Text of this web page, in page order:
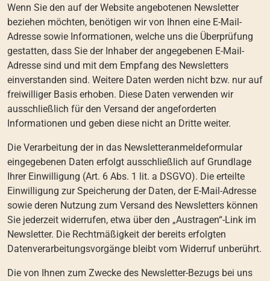
Wenn Sie den auf der Website angebotenen Newsletter
beziehen möchten, benötigen wir von Ihnen eine E-Mail-
Adresse sowie Informationen, welche uns die Überprüfung
gestatten, dass Sie der Inhaber der angegebenen E-Mail-
Adresse sind und mit dem Empfang des Newsletters
einverstanden sind. Weitere Daten werden nicht bzw. nur auf
freiwilliger Basis erhoben. Diese Daten verwenden wir
ausschließlich für den Versand der angeforderten
Informationen und geben diese nicht an Dritte weiter.
Die Verarbeitung der in das Newsletteranmeldeformular
eingegebenen Daten erfolgt ausschließlich auf Grundlage
Ihrer Einwilligung (Art. 6 Abs. 1 lit. a DSGVO). Die erteilte
Einwilligung zur Speicherung der Daten, der E-Mail-Adresse
sowie deren Nutzung zum Versand des Newsletters können
Sie jederzeit widerrufen, etwa über den „Austragen“-Link im
Newsletter. Die Rechtmäßigkeit der bereits erfolgten
Datenverarbeitungsvorgänge bleibt vom Widerruf unberührt.
Die von Ihnen zum Zwecke des Newsletter-Bezugs bei uns